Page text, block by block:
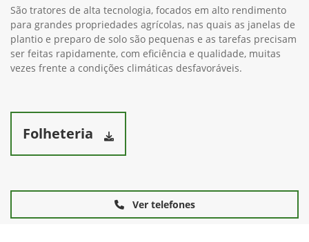
São tratores de alta tecnologia, focados em alto rendimento
para grandes propriedades agrícolas, nas quais as janelas de
plantio e preparo de solo são pequenas e as tarefas precisam
ser feitas rapidamente, com eficiência e qualidade, muitas
vezes frente a condições climáticas desfavoráveis.
Folheteria
Ver telefones